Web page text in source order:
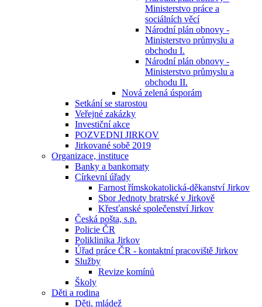
Ministerstvo práce a
sociálních věcí
Národní plán obnovy -
Ministerstvo průmyslu a
obchodu I.
Národní plán obnovy -
Ministerstvo průmyslu a
obchodu II.
Nová zelená úsporám
Setkání se starostou
Veřejné zakázky
Investiční akce
POZVEDNI JIRKOV
Jirkované sobě 2019
Organizace, instituce
Banky a bankomaty
Církevní úřady
Farnost římskokatolická-děkanství Jirkov
Sbor Jednoty bratrské v Jirkově
Křesťanské společenství Jirkov
Česká pošta, s.p.
Policie ČR
Poliklinika Jirkov
Úřad práce ČR - kontaktní pracoviště Jirkov
Služby
Revize komínů
Školy
Děti a rodina
Děti, mládež